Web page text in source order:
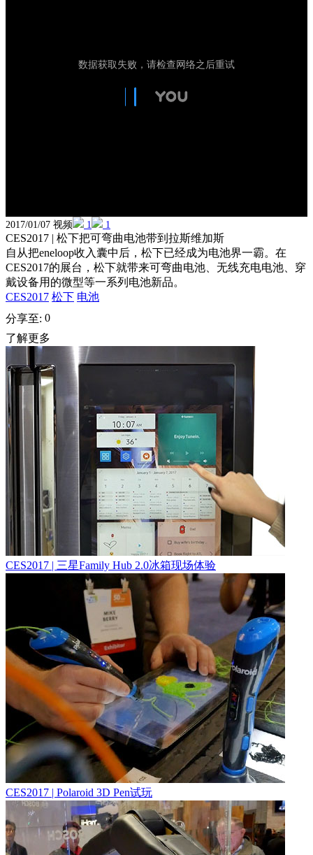
2017/01/07 视频 1 1
CES2017 | 松下把可弯曲电池带到拉斯维加斯
自从把eneloop收入囊中后，松下已经成为电池界一霸。在
CES2017的展台，松下就带来可弯曲电池、无线充电电池、穿
戴设备用的微型等一系列电池新品。
CES2017 松下 电池
分享至: 0
了解更多
CES2017 | 三星Family Hub 2.0冰箱现场体验
CES2017 | Polaroid 3D Pen试玩